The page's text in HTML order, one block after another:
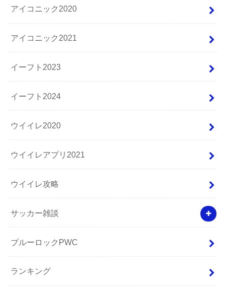
アイコニック2020
アイコニック2021
イーフト2023
イーフト2024
ウイイレ2020
ウイイレアプリ2021
ウイイレ攻略
サッカー雑談
ブルーロックPWC
ランキング